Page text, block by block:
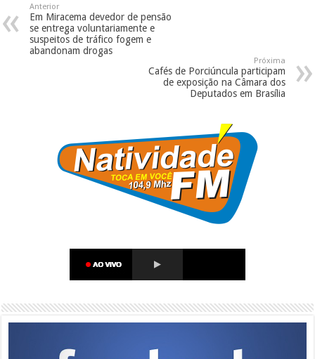
Anterior
Em Miracema devedor de pensão
se entrega voluntariamente e
suspeitos de tráfico fogem e
abandonam drogas
Próxima
Cafés de Porciúncula participam
de exposição na Câmara dos
Deputados em Brasília